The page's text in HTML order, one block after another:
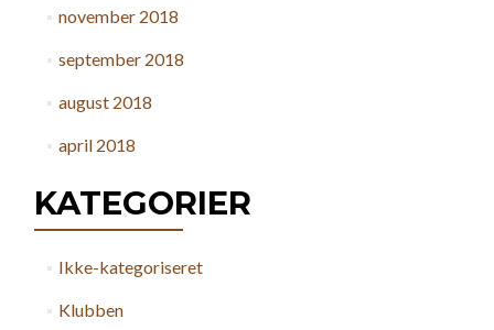
november 2018
september 2018
august 2018
april 2018
KATEGORIER
Ikke-kategoriseret
Klubben